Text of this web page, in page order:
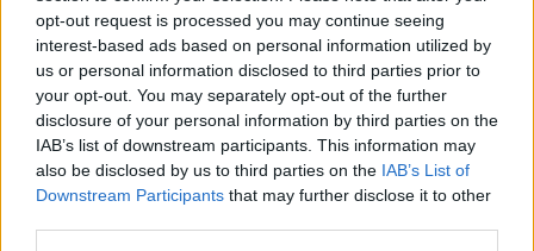
opt-out request is processed you may continue seeing
interest-based ads based on personal information utilized by
us or personal information disclosed to third parties prior to
your opt-out. You may separately opt-out of the further
disclosure of your personal information by third parties on the
IAB’s list of downstream participants. This information may
also be disclosed by us to third parties on the IAB’s List of
Downstream Participants that may further disclose it to other
Protocolos de seguridad ocular y
consejos para fotografiar eclipses solares
Un eclipse solar es un espectáculo natural que…
CIENCIA Y TECNOLOGÍA